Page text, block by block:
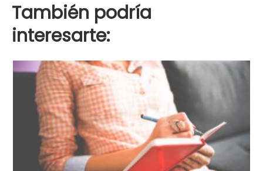
También podría
interesarte: